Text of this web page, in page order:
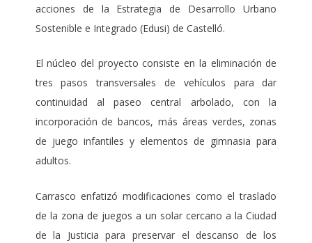
acciones de la Estrategia de Desarrollo Urbano
Sostenible e Integrado (Edusi) de Castelló.
El núcleo del proyecto consiste en la eliminación de
tres pasos transversales de vehículos para dar
continuidad al paseo central arbolado, con la
incorporación de bancos, más áreas verdes, zonas
de juego infantiles y elementos de gimnasia para
adultos.
Carrasco enfatizó modificaciones como el traslado
de la zona de juegos a un solar cercano a la Ciudad
de la Justicia para preservar el descanso de los